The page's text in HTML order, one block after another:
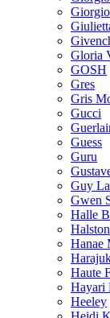
Gloria
GOSH
Gres
Gris
Gucci
Guess
Guru
Guy
Gwen
Halle
Halston
Hanae
Haute
Hayari
Heeley